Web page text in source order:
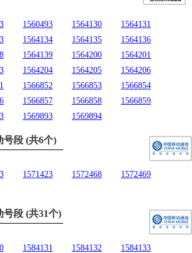
1560493 1564130
1564131
1564134 1564135
1564136
1564139 1564200
1564201
1564204 1564205
1564206
1566852 1566853
1566854
1566857 1566858
1566859
1569893 1569894
号段 (共6个)
1571423 1572468
1572469
号段 (共31个)
1584131 1584132
1584133